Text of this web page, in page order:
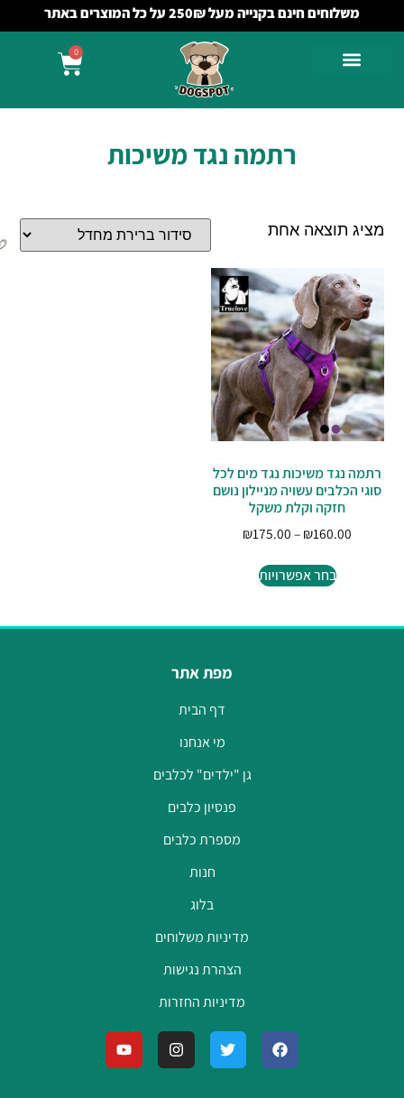
משלוחים חינם בקנייה מעל 250₪ על כל המוצרים באתר
0
רתמה נגד משיכות
מציג תוצאה אחת
רתמה נגד משיכות נגד מים לכל
סוגי הכלבים עשויה מניילון נושם
חזקה וקלת משקל
₪160.00
–
₪175.00
בחר אפשרויות
מפת אתר
דף הבית
מי אנחנו
גן "ילדים" לכלבים
פנסיון כלבים
מספרת כלבים
חנות
בלוג
מדיניות משלוחים
הצהרת נגישות
מדיניות החזרות